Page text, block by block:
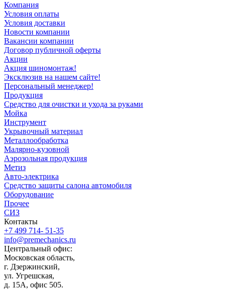
Компания
Условия оплаты
Условия доставки
Новости компании
Вакансии компании
Договор публичной оферты
Акции
Акция шиномонтаж!
Эксклюзив на нашем сайте!
Персональный менеджер!
Продукция
Средство для очистки и ухода за руками
Мойка
Инструмент
Укрывочный материал
Металлообработка
Малярно-кузовной
Аэрозольная продукция
Метиз
Авто-электрика
Средство защиты салона автомобиля
Оборудование
Прочее
СИЗ
Контакты
+7 499 714- 51-35
info@premechanics.ru
Центральный офис:
Московская область,
г. Дзержинский,
ул. Угрешская,
д. 15А, офис 505.